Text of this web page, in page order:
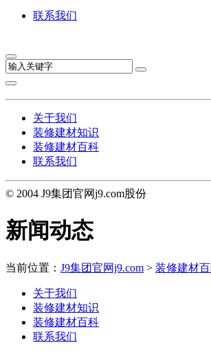
联系我们
关于我们
装修建材知识
装修建材百科
联系我们
© 2004 J9集团官网j9.com股份
新闻动态
当前位置： J9集团官网j9.com > 装修建材
关于我们
装修建材知识
装修建材百科
联系我们